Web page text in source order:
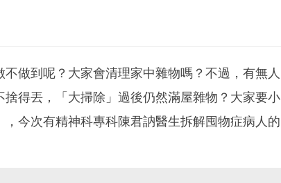
做到呢？大家會清理家中雜物嗎？不過，有無人
得丟，「大掃除」過後仍然滿屋雜物？大家要小
今次有精神科專科陳君訥醫生拆解囤物症病人的